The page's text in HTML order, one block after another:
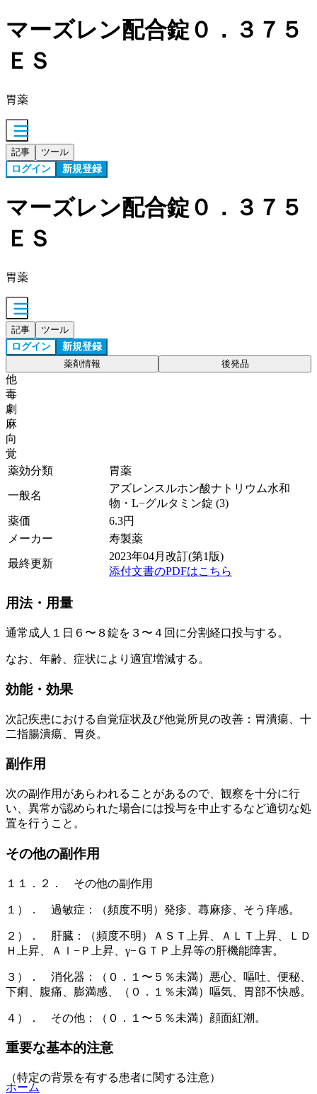
マーズレン配合錠０．３７５
ＥＳ
胃薬
記事 ツール
ログイン 新規登録
マーズレン配合錠０．３７５
ＥＳ
胃薬
記事 ツール
ログイン 新規登録
薬剤情報 後発品
他
毒
劇
麻
向
覚
薬効分類
胃薬
一般名
アズレンスルホン酸ナトリウム水和
物・L−グルタミン錠 (3)
薬価
6.3円
メーカー
寿製薬
最終更新
2023年04月改訂(第1版)
添付文書のPDFはこちら
用法・用量
通常成人１日６〜８錠を３〜４回に分割経口投与する。
なお、年齢、症状により適宜増減する。
効能・効果
次記疾患における自覚症状及び他覚所見の改善：胃潰瘍、十
二指腸潰瘍、胃炎。
副作用
次の副作用があらわれることがあるので、観察を十分に行
い、異常が認められた場合には投与を中止するなど適切な処
置を行うこと。
その他の副作用
１１．２． その他の副作用
１）． 過敏症：（頻度不明）発疹、蕁麻疹、そう痒感。
２）． 肝臓：（頻度不明）ＡＳＴ上昇、ＡＬＴ上昇、ＬＤ
Ｈ上昇、Ａｌ−Ｐ上昇、γ−ＧＴＰ上昇等の肝機能障害。
３）． 消化器：（０．１〜５％未満）悪心、嘔吐、便秘、
下痢、腹痛、膨満感、（０．１％未満）嘔気、胃部不快感。
４）． その他：（０．１〜５％未満）顔面紅潮。
重要な基本的注意
（特定の背景を有する患者に関する注意）
ホーム